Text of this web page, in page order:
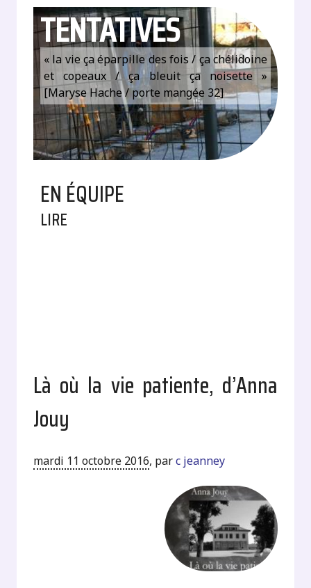
TENTATIVES
« la vie ça éparpille des fois / ça chélidoine
et copeaux / ça bleuit ça noisette »
[Maryse Hache / porte mangée 32]
EN ÉQUIPE
LIRE
Là où la vie patiente, d’Anna
Jouy
mardi 11 octobre 2016, parc jeanney